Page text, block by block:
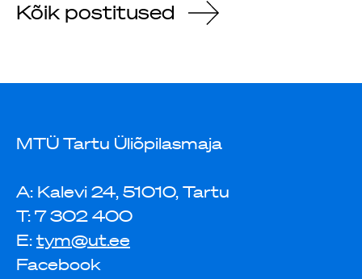
Kõik postitused
MTÜ Tartu Üliõpilasmaja
A: Kalevi 24, 51010, Tartu
T: 7 302 400
E: tym@ut.ee
Facebook